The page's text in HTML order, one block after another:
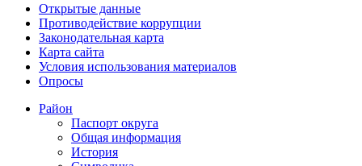
Открытые данные
Противодействие коррупции
Законодательная карта
Карта сайта
Условия использования материалов
Опросы
Район
Паспорт округа
Общая информация
История